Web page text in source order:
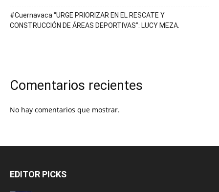
#Cuernavaca “URGE PRIORIZAR EN EL RESCATE Y
CONSTRUCCIÓN DE ÁREAS DEPORTIVAS”: LUCY MEZA.
Comentarios recientes
No hay comentarios que mostrar.
EDITOR PICKS